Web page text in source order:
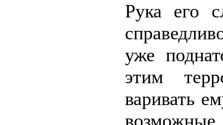
Рука его
уже
этим
варивать